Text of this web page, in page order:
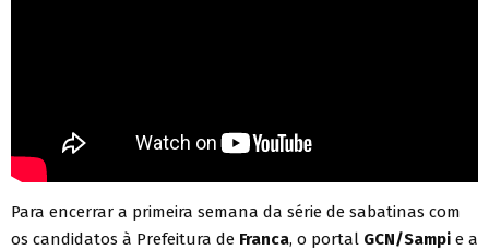
Para encerrar a primeira semana da série de sabatinas com
os candidatos à Prefeitura de Franca, o portal GCN/Sampi e a